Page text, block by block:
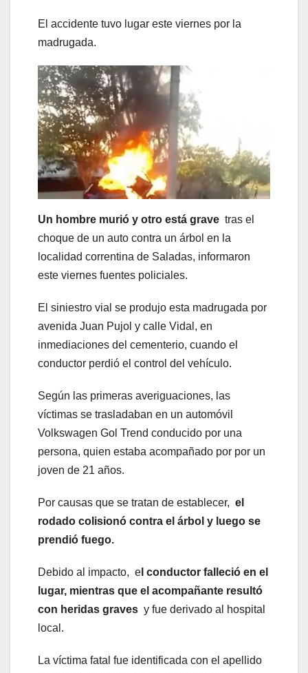
El accidente tuvo lugar este viernes por la
madrugada.
Un hombre murió y otro está grave tras el
choque de un auto contra un árbol en la
localidad correntina de Saladas, informaron
este viernes fuentes policiales.
El siniestro vial se produjo esta madrugada por
avenida Juan Pujol y calle Vidal, en
inmediaciones del cementerio, cuando el
conductor perdió el control del vehículo.
Según las primeras averiguaciones, las
víctimas se trasladaban en un automóvil
Volkswagen Gol Trend conducido por una
persona, quien estaba acompañado por por un
joven de 21 años.
Por causas que se tratan de establecer, el
rodado colisionó contra el árbol y luego se
prendió fuego.
Debido al impacto, e l conductor falleció en el
lugar, mientras que el acompañante resultó
con heridas graves y fue derivado al hospital
local.
La víctima fatal fue identificada con el apellido